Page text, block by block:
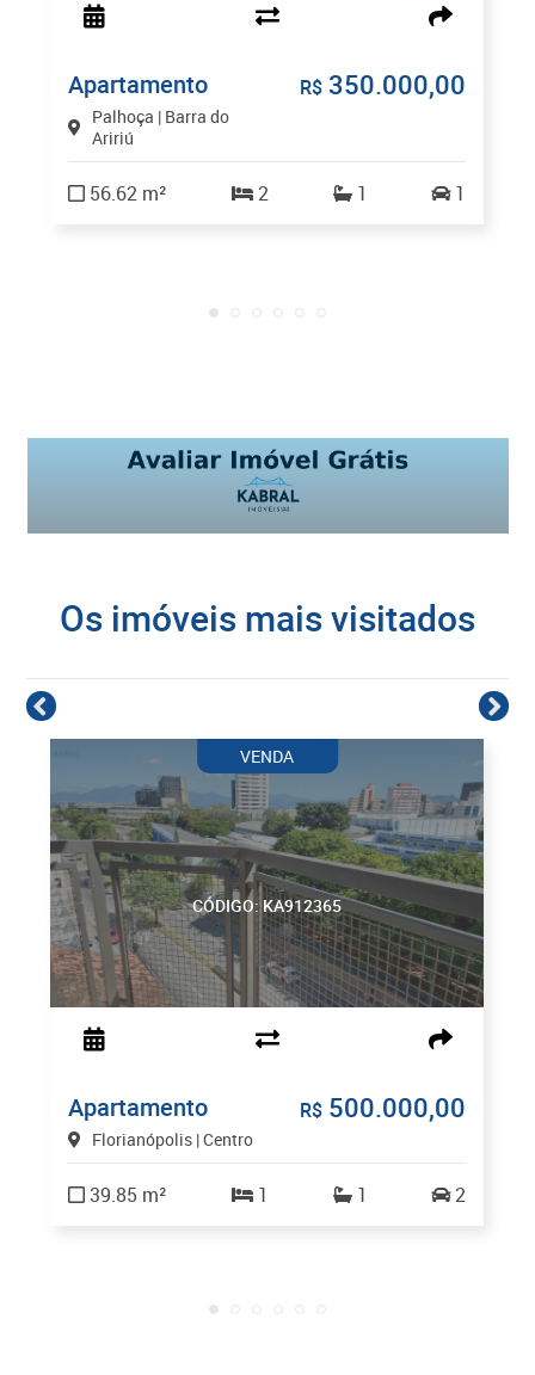
Apartamento
Palhoça | Barra do
Aririú
R$ 350.000,00
56.62 m² 2 1 1
Os imóveis mais visitados
CÓDIGO: KA912365
VENDA
Apartamento
Florianópolis | Centro
R$ 500.000,00
39.85 m² 1 1 2